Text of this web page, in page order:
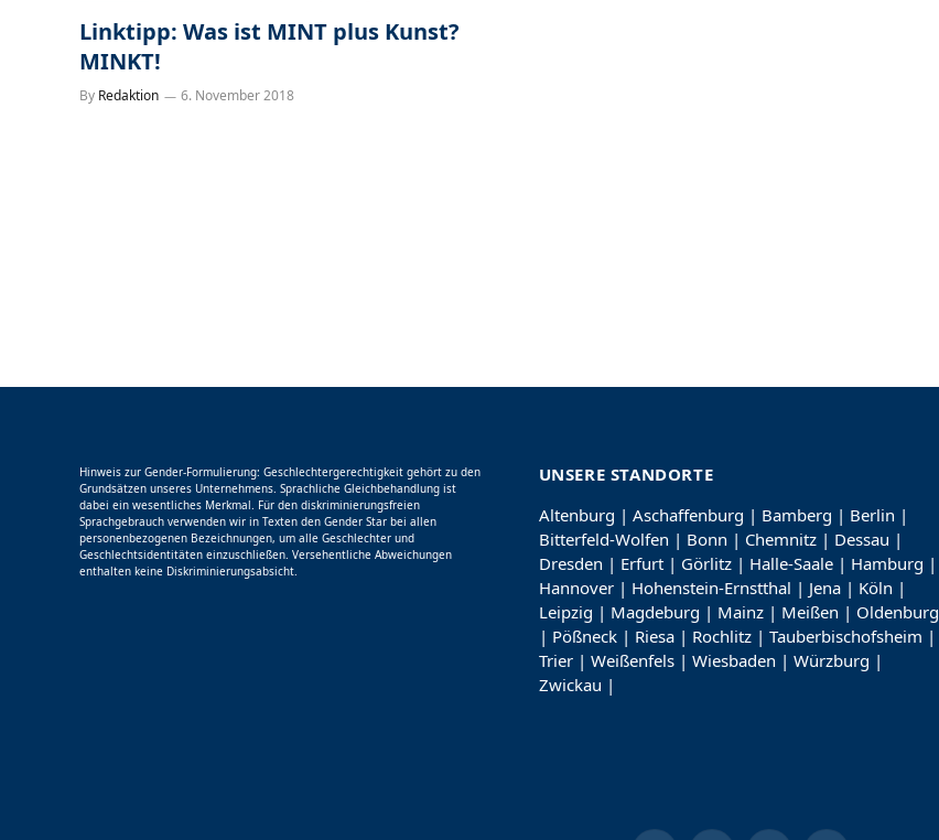
Linktipp: Was ist MINT plus Kunst?
MINKT!
By Redaktion 6. November 2018
Hinweis zur Gender-Formulierung: Geschlechtergerechtigkeit gehört zu den
Grundsätzen unseres Unternehmens. Sprachliche Gleichbehandlung ist
dabei ein wesentliches Merkmal. Für den diskriminierungsfreien
Sprachgebrauch verwenden wir in Texten den Gender Star bei allen
personenbezogenen Bezeichnungen, um alle Geschlechter und
Geschlechtsidentitäten einzuschließen. Versehentliche Abweichungen
enthalten keine Diskriminierungsabsicht.
UNSERE STANDORTE
Altenburg | Aschaffenburg | Bamberg | Berlin |
Bitterfeld-Wolfen | Bonn | Chemnitz| Dessau |
Dresden | Erfurt| Görlitz| Halle-Saale| Hamburg |
Hannover| Hohenstein-Ernstthal | Jena| Köln |
Leipzig | Magdeburg | Mainz| Meißen | Oldenburg
| Pößneck| Riesa| Rochlitz| Tauberbischofsheim |
Trier| Weißenfels| Wiesbaden | Würzburg |
Zwickau |